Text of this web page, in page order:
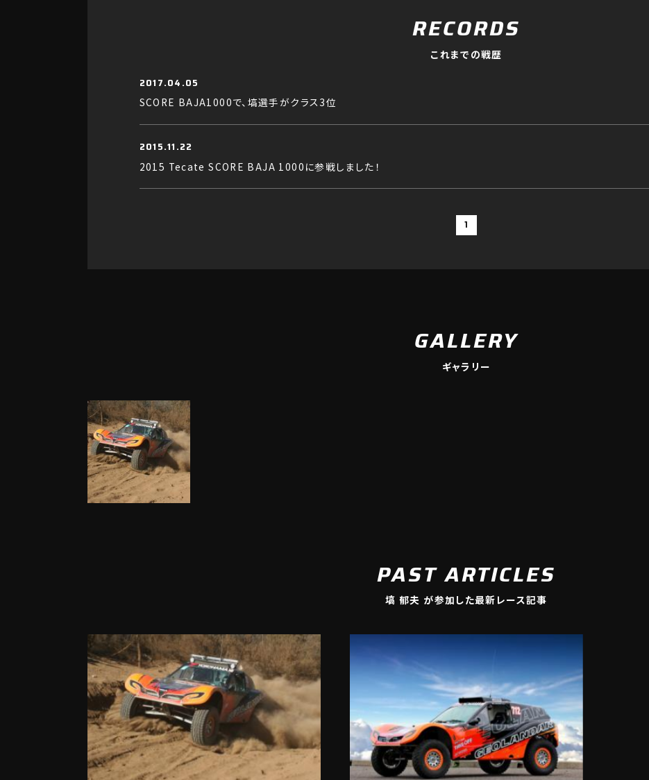
RECORDS
これまでの戦歴
2017.04.05
SCORE BAJA1000で、塙選手がクラス3位
2015.11.22
2015 Tecate SCORE BAJA 1000に参戦しました！
1
GALLERY
ギャラリー
PAST ARTICLES
塙 郁夫 が参加した最新レース記事